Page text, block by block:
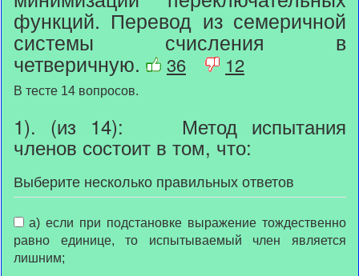
функций. Перевод из семеричной
системы счисления в
четверичную. 36 12
В тесте 14 вопросов.
1). (из 14): Метод испытания
членов состоит в том, что:
Выберите несколько правильных ответов
равно единице, то испытываемый член является
лишним;